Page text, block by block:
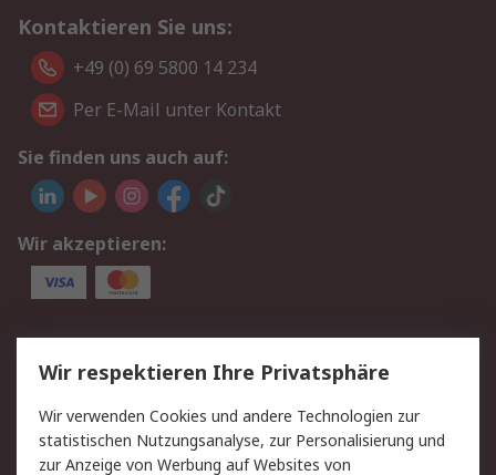
Kontaktieren Sie uns:
+49 (0) 69 5800 14 234
Per E-Mail unter Kontakt
Sie finden uns auch auf:
Wir akzeptieren:
Service
Value Added Services
Lieferlösungen
Rücksendungen
Kontakt
Hilfe
Privatkunden
Wir respektieren Ihre Privatsphäre
Wir verwenden Cookies und andere Technologien zur
statistischen Nutzungsanalyse, zur Personalisierung und
zur Anzeige von Werbung auf Websites von